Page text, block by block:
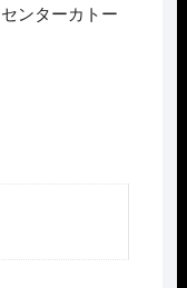
ンターカトー